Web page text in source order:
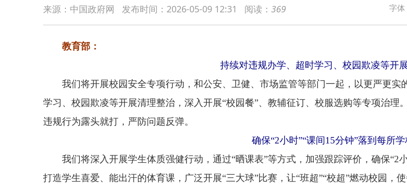
来源：中国政府网 发布时间： 2026-05-09 12:31 阅读： 369 字体
持续对违规办学、超时学习、校园欺凌等开展清理整治
学习、校园欺凌等开展清理整治，深入开展“校园餐”、教辅征订、校服选购等专项治理。今年我们将继续开
打造学生喜爱、能出汗的体育课，广泛开展“三大球”比赛，让“班超”“校超”燃动校园，使每个学生都至少掌
民政部：
今年向中度以上失能老人发放养老服务消费补贴券
今年向中度以上失能老人发放养老服务消费补贴券，目前累计核销消费券17.2亿元，受益老年人达到